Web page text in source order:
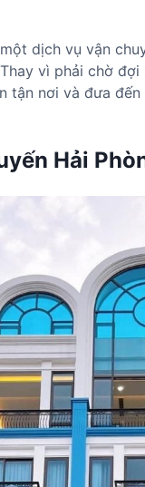
dịch vụ vận
vì phải chờ
tận nơi và đưa
Hải